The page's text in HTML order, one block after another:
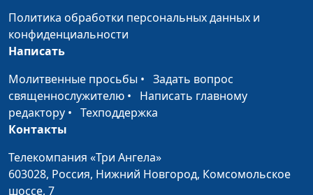
Бог исполняет свои
обещания (вторая
часть)
Панков Александр,
Бог исполняет свои
обещания (первая
часть)
Панков Александр,
священнослужитель
народа (вторая часть)
священнослужитель
Трагедия Еврейского
Политика обработки персональных данных и
конфиденциальности
Написать
Молитвенные просьбы • Задать вопрос
священнослужителю • Написать главному
редактору • Техподдержка
Контакты
Телекомпания «Три Ангела»
603028, Россия, Нижний Новгород, Комсомольское
шоссе, 7